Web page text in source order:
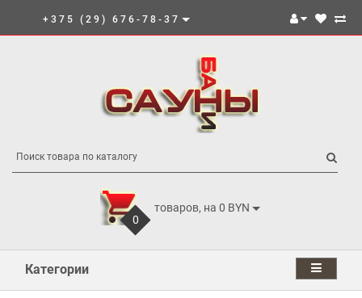
+375 (29) 676-78-37
0
товаров, на 0 BYN
Категории